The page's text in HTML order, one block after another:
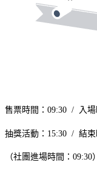
售票時間：09:30 / 入
抽獎活動：15:30 / 結束
（社團進場時間：09:30）